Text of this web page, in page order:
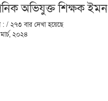
অভিযুক্ত শিক্ষক ইমন
: / ২৭৩ বার দেখা হয়েছে
২০২৪